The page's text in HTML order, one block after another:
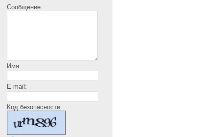
Сообщение:
Имя:
E-mail:
Код безопасности: